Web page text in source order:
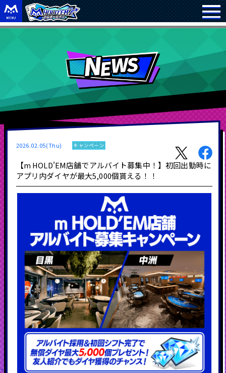
2026.02.05(Thu) キャンペーン
【m HOLD'EM店舗でアルバイト募集中！】初回出勤時に
アプリ内ダイヤが最大5,000個貰える！！